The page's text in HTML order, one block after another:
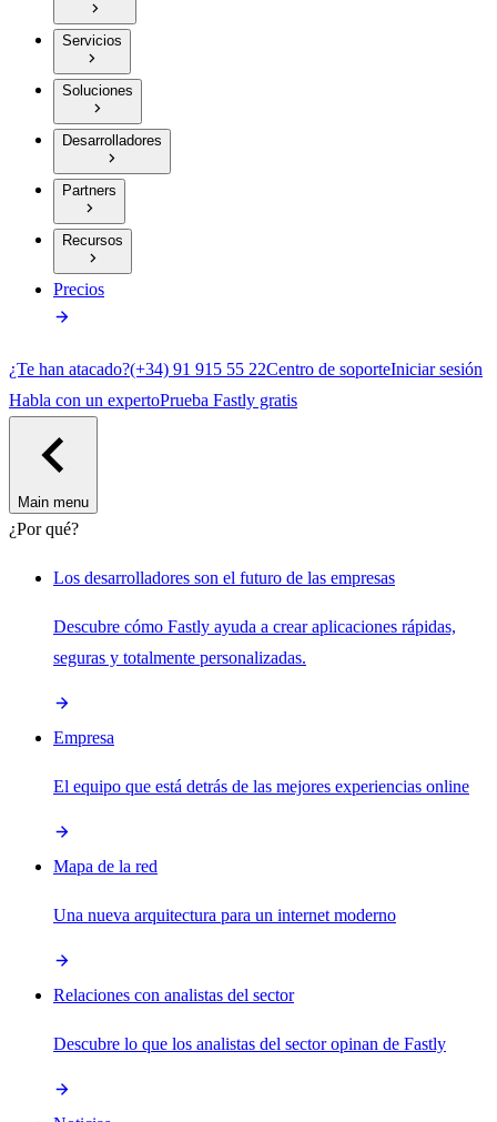
Servicios
Soluciones
Desarrolladores
Partners
Recursos
Precios
¿Te han atacado?(+34) 91 915 55 22Centro de soporteIniciar sesión
Habla con un expertoPrueba Fastly gratis
Main menu
¿Por qué?
Los desarrolladores son el futuro de las empresas
Descubre cómo Fastly ayuda a crear aplicaciones rápidas,
seguras y totalmente personalizadas.
Empresa
El equipo que está detrás de las mejores experiencias online
Mapa de la red
Una nueva arquitectura para un internet moderno
Relaciones con analistas del sector
Descubre lo que los analistas del sector opinan de Fastly